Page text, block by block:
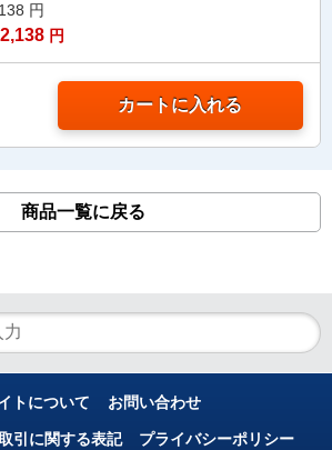
円
2,138 円
カートに入れる
商品一覧に戻る
トについて お問い合わせ
引に関する表記 プライバシーポリシー